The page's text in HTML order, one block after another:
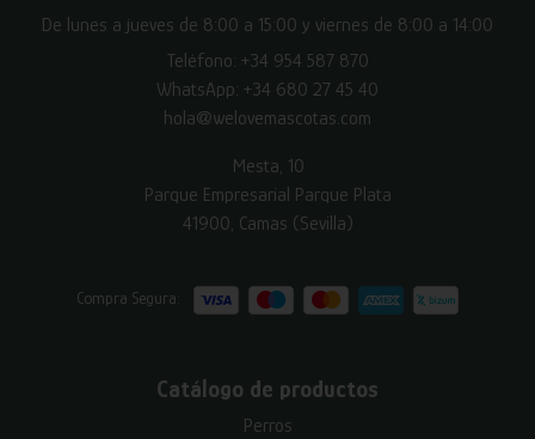
De lunes a jueves de 8:00 a 15:00 y viernes de 8:00 a 14:00
Teléfono: +34 954 587 870
WhatsApp: +34 680 27 45 40
hola@welovemascotas.com
Mesta, 10
Parque Empresarial Parque Plata
41900, Camas (Sevilla)
Compra Segura:
Catálogo de productos
Perros